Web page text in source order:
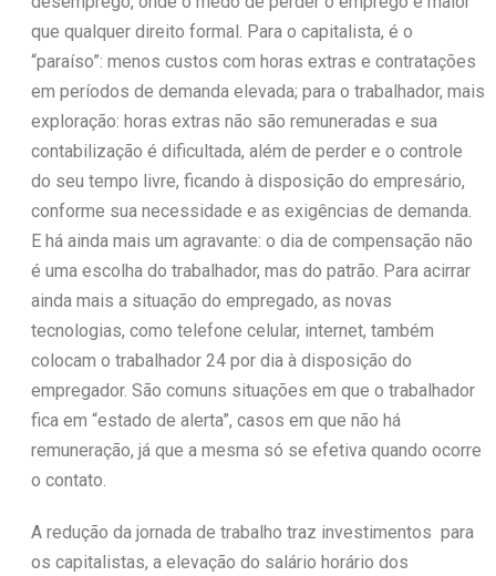
que qualquer direito formal. Para o capitalista, é o
“paraíso”: menos custos com horas extras e contratações
em períodos de demanda elevada; para o trabalhador, mais
exploração: horas extras não são remuneradas e sua
contabilização é dificultada, além de perder e o controle
do seu tempo livre, ficando à disposição do empresário,
conforme sua necessidade e as exigências de demanda.
E há ainda mais um agravante: o dia de compensação não
é uma escolha do trabalhador, mas do patrão. Para acirrar
ainda mais a situação do empregado, as novas
tecnologias, como telefone celular, internet, também
colocam o trabalhador 24 por dia à disposição do
empregador. São comuns situações em que o trabalhador
fica em “estado de alerta”, casos em que não há
remuneração, já que a mesma só se efetiva quando ocorre
o contato.
A redução da jornada de trabalho traz investimentos para
os capitalistas, a elevação do salário horário dos